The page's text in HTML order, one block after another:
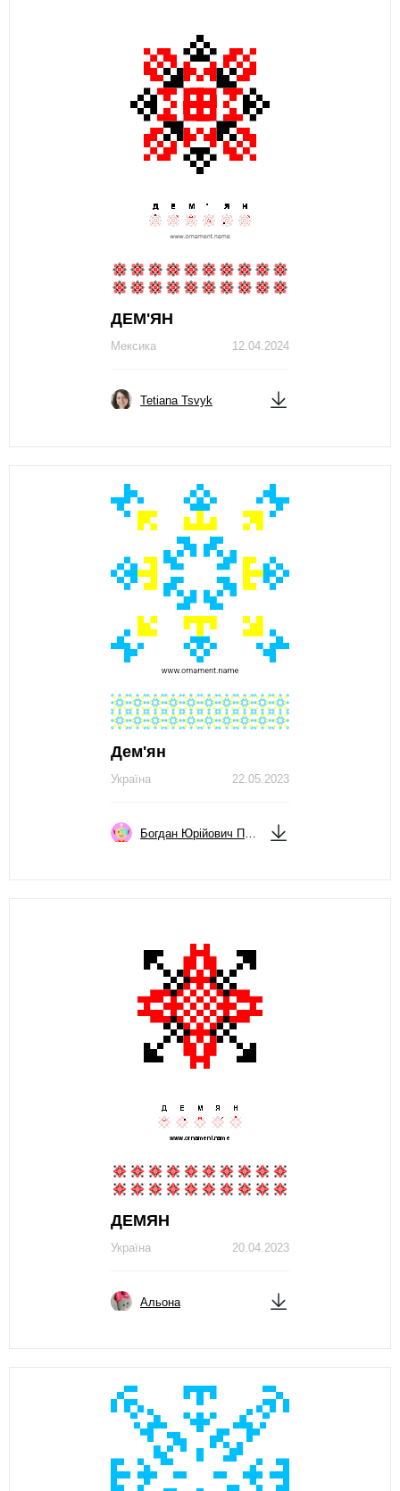
ДЕМ'ЯН
12.04.2024
Мексика
Tetiana Tsvyk
Дем'ян
22.05.2023
Україна
Богдан Юрійович Просенко
ДЕМЯН
20.04.2023
Україна
Альона